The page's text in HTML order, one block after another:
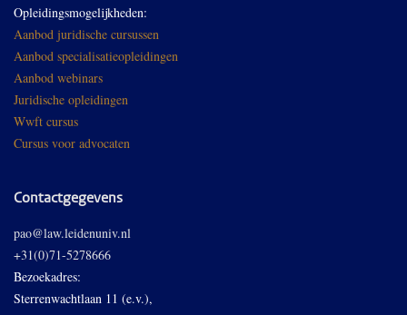
Opleidingsmogelijkheden:
Aanbod juridische cursussen
Aanbod specialisatieopleidingen
Aanbod webinars
Juridische opleidingen
Wwft cursus
Cursus voor advocaten
Contactgegevens
pao@law.leidenuniv.nl
+31(0)71-5278666
Bezoekadres:
Sterrenwachtlaan 11 (e.v.),